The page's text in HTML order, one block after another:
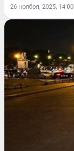
26 ноября, 2025, 14:00